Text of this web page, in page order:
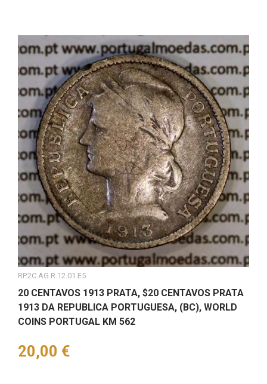
RP.2C.AG.R.12.01.E5
20 CENTAVOS 1913 PRATA, $20 CENTAVOS PRATA
1913 DA REPUBLICA PORTUGUESA, (BC), WORLD
COINS PORTUGAL KM 562
Preço
20,00 €